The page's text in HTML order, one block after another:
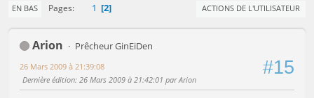
EN BAS Pages 1 2 ACTIONS DE L'UTILISATEUR
Arion Prêcheur GinEiDen
#15
26 Mars 2009 à 21:39:08
Dernière édition: 26 Mars 2009 à 21:42:01 par Arion